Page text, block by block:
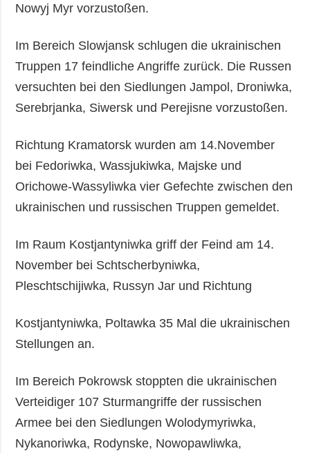
Nowyj Myr vorzustoßen.
Im Bereich Slowjansk schlugen die ukrainischen
Truppen 17 feindliche Angriffe zurück. Die Russen
versuchten bei den Siedlungen Jampol, Droniwka,
Serebrjanka, Siwersk und Perejisne vorzustoßen.
Richtung Kramatorsk wurden am 14.November
bei Fedoriwka, Wassjukiwka, Majske und
Orichowe-Wassyliwka vier Gefechte zwischen den
ukrainischen und russischen Truppen gemeldet.
Im Raum Kostjantyniwka griff der Feind am 14.
November bei Schtscherbyniwka,
Pleschtschijiwka, Russyn Jar und Richtung
Kostjantyniwka, Poltawka 35 Mal die ukrainischen
Stellungen an.
Im Bereich Pokrowsk stoppten die ukrainischen
Verteidiger 107 Sturmangriffe der russischen
Armee bei den Siedlungen Wolodymyriwka,
Nykanoriwka, Rodynske, Nowopawliwka,